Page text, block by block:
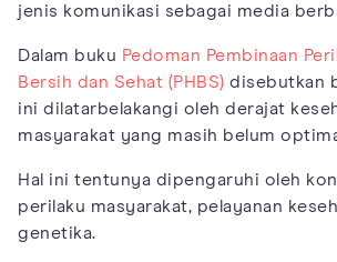
jenis komunikasi sebagai media
Dalam buku Pedoman Pembinaan
Bersih dan Sehat (PHBS) disebutkan
ini dilatarbelakangi oleh derajat
masyarakat yang masih belum
Hal ini tentunya dipengaruhi oleh
perilaku masyarakat, pelayanan
genetika.